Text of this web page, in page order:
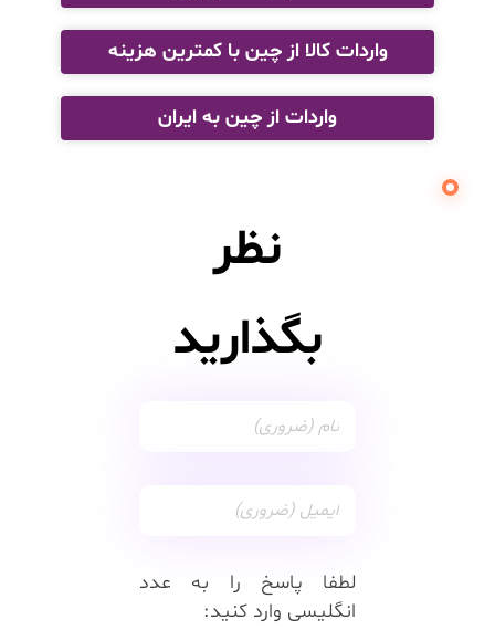
واردات کالا از چین با کمترین هزینه
واردات از چین به ایران
نظر
بگذارید
لطفا پاسخ را به عدد
انگلیسی وارد کنید: